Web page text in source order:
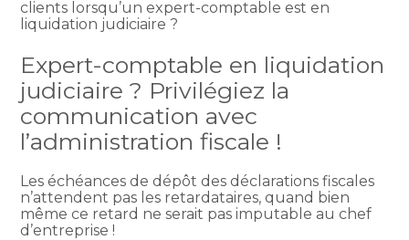
clients lorsqu’un expert-comptable est en
liquidation judiciaire ?
Expert-comptable en liquidation
judiciaire ? Privilégiez la
communication avec
l’administration fiscale !
Les échéances de dépôt des déclarations fiscales
n’attendent pas les retardataires, quand bien
même ce retard ne serait pas imputable au chef
d’entreprise !